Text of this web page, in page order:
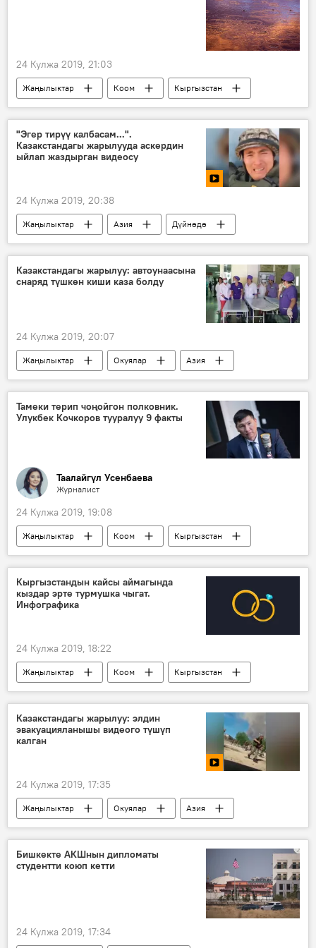
24 Кулжа 2019, 21:03
Жаңылыктар Коом
Кыргызстан
аймактар
аба ырайы
"Эгер тирүү калбасам...".
Казакстандагы жарылууда аскердин
ыйлап жаздырган видеосу
24 Кулжа 2019, 20:38
Жаңылыктар Азия
Дүйнөдө
Окуялар
Видео
Мультимедиа
Казакстандын Арыс шаарындагы жарылуу
Казакстандагы жарылуу: автоунаасына
снаряд түшкөн киши каза болду
24 Кулжа 2019, 20:07
Жаңылыктар Окуялар
Азия
Дүйнөдө
Казакстан
Түркестан
Казакстандын Арыс шаарындагы жарылуу
Тамеки терип чоңойгон полковник.
Улукбек Кочкоров тууралуу 9 факты
Таалайгүл Усенбаева
Журналист
24 Кулжа 2019, 19:08
Жаңылыктар Коом
Кыргызстан
Улукбек Кочкоров
балалык
факты
Кыргызстандын кайсы аймагында
кыздар эрте турмушка чыгат.
Инфографика
24 Кулжа 2019, 18:22
Жаңылыктар Коом
Кыргызстан
Инфографика
Мультимедиа
кыз
турмуш
аймак
Казакстандагы жарылуу: элдин
эвакуацияланышы видеого түшүп
калган
24 Кулжа 2019, 17:35
Жаңылыктар Окуялар
Азия
Дүйнөдө
Видео
Мультимедиа
эвакуация
автобус
жоокер
Бишкекте АКШнын дипломаты
студентти коюп кетти
24 Кулжа 2019, 17:34